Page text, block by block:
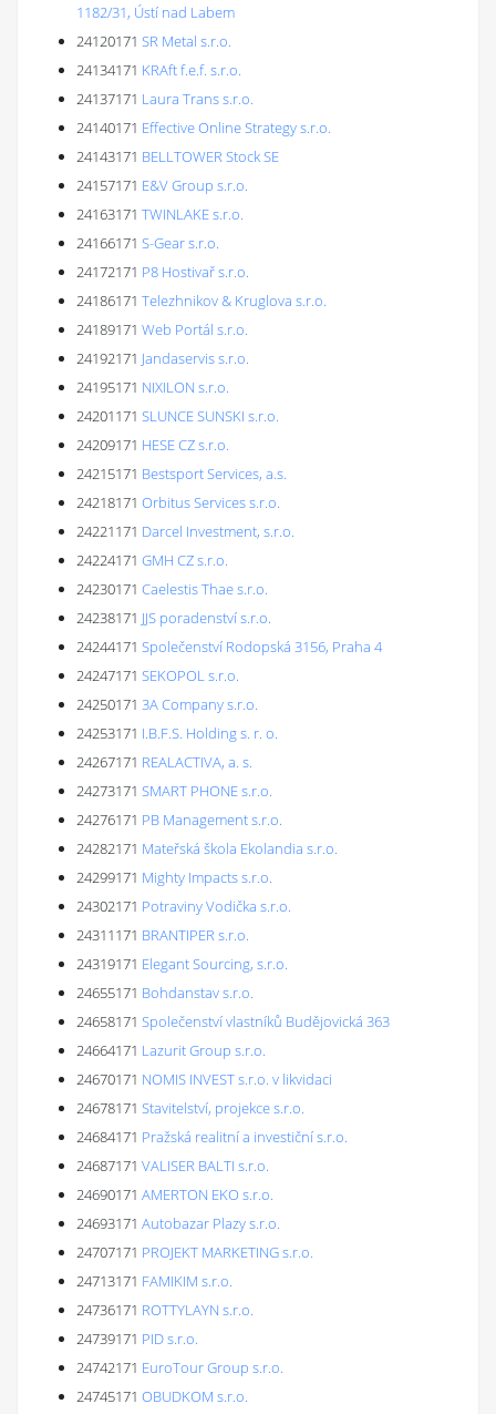
1182/31, Ústí nad Labem
24120171 SR Metal s.r.o.
24134171 KRAft f.e.f. s.r.o.
24137171 Laura Trans s.r.o.
24140171 Effective Online Strategy s.r.o.
24143171 BELLTOWER Stock SE
24157171 E&V Group s.r.o.
24163171 TWINLAKE s.r.o.
24166171 S-Gear s.r.o.
24172171 P8 Hostivař s.r.o.
24186171 Telezhnikov & Kruglova s.r.o.
24189171 Web Portál s.r.o.
24192171 Jandaservis s.r.o.
24195171 NIXILON s.r.o.
24201171 SLUNCE SUNSKI s.r.o.
24209171 HESE CZ s.r.o.
24215171 Bestsport Services, a.s.
24218171 Orbitus Services s.r.o.
24221171 Darcel Investment, s.r.o.
24224171 GMH CZ s.r.o.
24230171 Caelestis Thae s.r.o.
24238171 JJS poradenství s.r.o.
24244171 Společenství Rodopská 3156, Praha 4
24247171 SEKOPOL s.r.o.
24250171 3A Company s.r.o.
24253171 I.B.F.S. Holding s. r. o.
24267171 REALACTIVA, a. s.
24273171 SMART PHONE s.r.o.
24276171 PB Management s.r.o.
24282171 Mateřská škola Ekolandia s.r.o.
24299171 Mighty Impacts s.r.o.
24302171 Potraviny Vodička s.r.o.
24311171 BRANTIPER s.r.o.
24319171 Elegant Sourcing, s.r.o.
24655171 Bohdanstav s.r.o.
24658171 Společenství vlastníků Budějovická 363
24664171 Lazurit Group s.r.o.
24670171 NOMIS INVEST s.r.o. v likvidaci
24678171 Stavitelství, projekce s.r.o.
24684171 Pražská realitní a investiční s.r.o.
24687171 VALISER BALTI s.r.o.
24690171 AMERTON EKO s.r.o.
24693171 Autobazar Plazy s.r.o.
24707171 PROJEKT MARKETING s.r.o.
24713171 FAMIKIM s.r.o.
24736171 ROTTYLAYN s.r.o.
24739171 PID s.r.o.
24742171 EuroTour Group s.r.o.
24745171 OBUDKOM s.r.o.